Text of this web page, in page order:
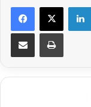
Facebook
X
Share via Email Print